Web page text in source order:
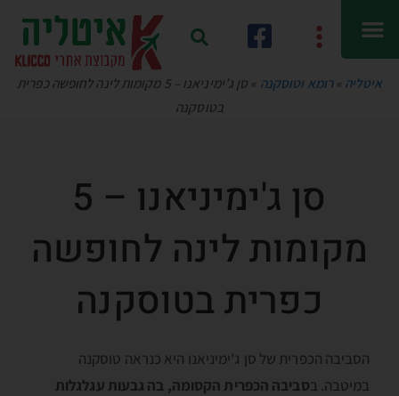
איטליה »רומא וטוסקנה »
סן ג’ימיניאנו – 5 מקומות לינה לחופשה כפרית
בטוסקנה
סן ג'ימיניאנו – 5
מקומות לינה לחופשה
כפרית בטוסקנה
הסביבה הכפרית של סן ג'ימיניאנו היא כנראה טוסקנה
במיטבה. בסביבה הכפרית הקסומה, בה גבעות עגלגלות